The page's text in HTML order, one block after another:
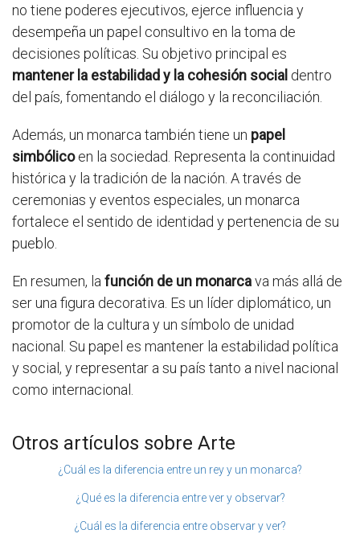
no tiene poderes ejecutivos, ejerce influencia y
desempeña un papel consultivo en la toma de
decisiones políticas. Su objetivo principal es
mantener la estabilidad y la cohesión social dentro
del país, fomentando el diálogo y la reconciliación.
Además, un monarca también tiene un papel
simbólicoen la sociedad. Representa la continuidad
histórica y la tradición de la nación. A través de
ceremonias y eventos especiales, un monarca
fortalece el sentido de identidad y pertenencia de su
pueblo.
En resumen, la función de un monarcava más allá de
ser una figura decorativa. Es un líder diplomático, un
promotor de la cultura y un símbolo de unidad
nacional. Su papel es mantener la estabilidad política
y social, y representar a su país tanto a nivel nacional
como internacional.
Otros artículos sobre Arte
¿Cuál es la diferencia entre un rey y un monarca?
¿Qué es la diferencia entre ver y observar?
¿Cuál es la diferencia entre observar y ver?